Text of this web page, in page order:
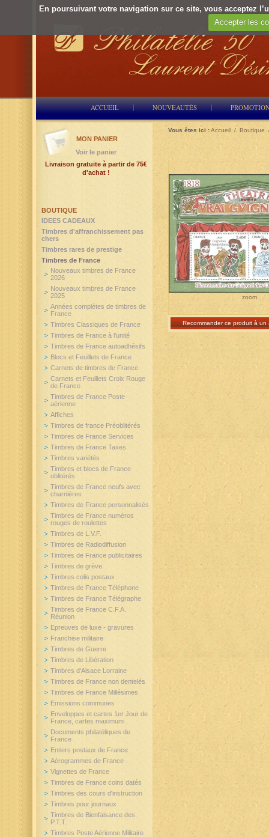
En poursuivant votre navigation sur ce site, vous acceptez
Accepter les
ACCUEIL NOUVEAUTÉS
Vous êtes ici :Accueil / Boutique
zoom
Recommander ce produit à un
BOUTIQUE
IDEES CADEAUX
Timbres d'affranchissement pas
chers
Timbres rares de prestige
Timbres de France
Nouveaux timbres de France
2026
Nouveaux timbres de France
2025
Années complètes de timbres de
France
Timbres Classiques de France
Timbres de France à l'unité
Timbres de France autoadhésifs
Blocs et Feuillets de France
Carnets de timbres de France
Carnets et Feuillets Croix Rouge
de France
Timbres de France Poste
aérienne
Affiches
Timbres de france Préoblitérés
Timbres de France Services
Timbres de France Taxes
Timbres variétés
Timbres et blocs de France
oblitérés
Timbres de France neufs avec
charnières
Timbres de France personnalisés
Timbres de France numéros
rouges de roulettes
Timbres de L.V.F.
Timbres de Radiodiffusion
Timbres de France publicitaires
Timbres de grève
Timbres colis postaux
Timbres de France Téléphone
Timbres de France Télégraphe
Timbres de France C.F.A.
Réunion
Epreuves de luxe - gravures
Franchise militaire
Timbres de Guerre
Timbres de Libération
Timbres d'Alsace Lorraine
Timbres de France non dentelés
Timbres de France Millésimes
Emissions communes
Enveloppes et cartes 1er Jour de
France, cartes maximum
Documents philatéliques de
France
Entiers postaux de France
Aérogrammes de France
Vignettes de France
Timbres de France coins datés
Timbres des cours d'instruction
Timbres pour journaux
Timbres de Bienfaisance des
P.T.T.
Timbres Poste Aérienne Militaire
MON PANIER
Voir le panier
Livraison gratuite à partir de 75€
d'achat !